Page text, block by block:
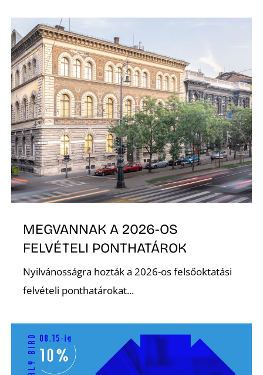
MEGVANNAK A 2026-OS
FELVÉTELI PONTHATÁROK
Nyilvánosságra hozták a 2026-os felsőoktatási
felvételi ponthatárokat...